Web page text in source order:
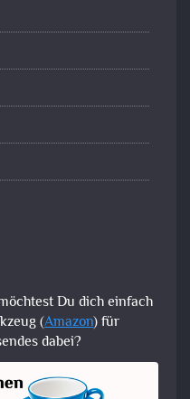
Du dich einfach
(Amazon) für
dabei?